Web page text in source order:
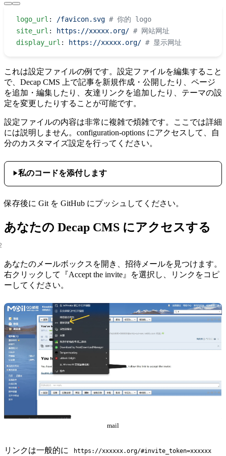
logo_url : /favicon.svg # 你的 logo
site_url : https://xxxxx.org/ # 网站网址
display_url : https://xxxxx.org/ # 显示网址
これは設定ファイルの例です。設定ファイルを編集すること
で、Decap CMS 上で記事を新規作成・公開したり、ページ
を追加・編集したり、友達リンクを追加したり、テーマの設
定を変更したりすることが可能です。
設定ファイルの内容は非常に複雑で煩雑です。ここでは詳細
には説明しません。 configuration-options にアクセスして、自
分のカスタマイズ設定を行ってください。
私のコードを添付します
保存後に Git を GitHub にプッシュしてください。
あなたの Decap CMS にアクセスする
あなたのメールボックスを開き、招待メールを見つけます。
右クリックして『Accept the invite』を選択し、リンクをコピ
ーしてください。
mail
リンクは一般的に https://xxxxxx.org/#invite_token=xxxxxx